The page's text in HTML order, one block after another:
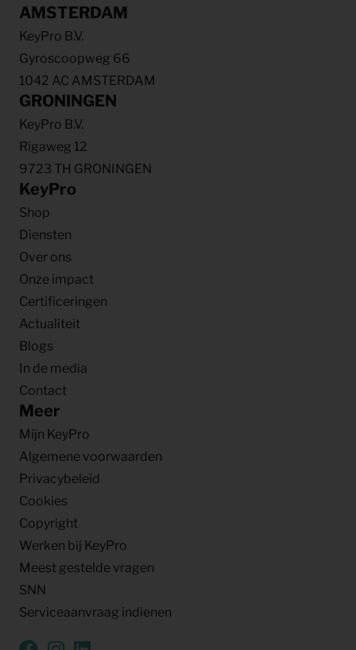
AMSTERDAM
KeyPro B.V.
Gyroscoopweg 66
1042 AC AMSTERDAM
GRONINGEN
KeyPro B.V.
Rigaweg 12
9723 TH GRONINGEN
KeyPro
Shop
Diensten
Over ons
Onze impact
Certificeringen
Actualiteit
Blogs
In de media
Contact
Meer
Mijn KeyPro
Algemene voorwaarden
Privacybeleid
Cookies
Copyright
Werken bij KeyPro
Meest gestelde vragen
SNN
Serviceaanvraag indienen